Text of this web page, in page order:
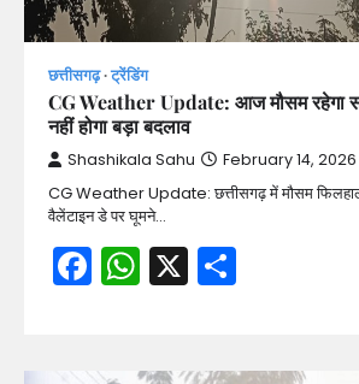
छत्तीसगढ़ ट्रेंडिंग
CG Weather Update: आज मौसम रहेगा
नहीं होगा बड़ा बदलाव
Shashikala Sahu February 14, 2026
CG Weather Update: छत्तीसगढ़ में मौसम
वैलेंटाइन डे पर घूमने…
Facebook
WhatsApp
X